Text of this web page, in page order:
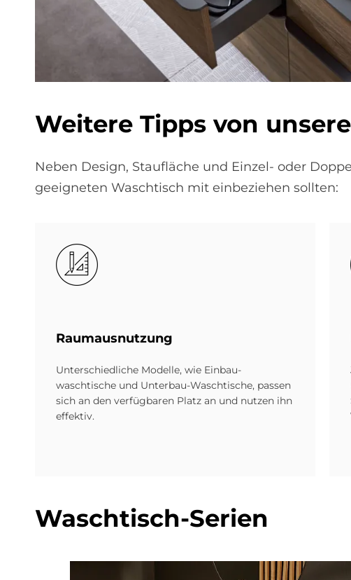
Weitere Tipps von
Neben Design, Staufläche und Einzel- oder
geeigneten Waschtisch mit einbeziehen sollten:
Bild
Raum­aus­nut­zung
Unterschiedliche Modelle, wie Einbau­
waschtische und Unterbau-Waschtische, passen
sich an den verfüg­baren Platz an und nutzen ihn
effektiv.
Wasch­tisch-Se­ri­en